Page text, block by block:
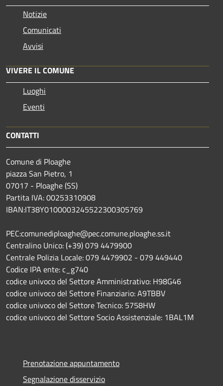
Notizie
Comunicati
Avvisi
VIVERE IL COMUNE
Luoghi
Eventi
CONTATTI
Comune di Ploaghe
piazza San Pietro, 1
07017 - Ploaghe (SS)
Partita IVA: 00253310908
IBAN:IT38Y0100003245522300305769
PEC:comunediploaghe@pec.comune.ploaghe.ss.it
Centralino Unico: (+39) 079 4479900
Centrale Polizia Locale: 079 4479902 - 079 449440
Codice IPA ente: c_g740
codice univoco del Settore Amministrativo: H98G46
codice univoco del Settore Finanziario: A9TBBV
codice univoco del Settore Tecnico: 5758HW
codice univoco del Settore Socio Assistenziale: 1BAL1M
Prenotazione appuntamento
Segnalazione disservizio